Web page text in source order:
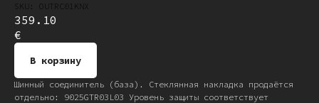
SKU:
OUTRC01KNX
359.10
€
В корзину
Шинный соединитель (база). Стеклянная накладка продаётся
отдельно: 9025GTR03L03 Уровень защиты соответствует